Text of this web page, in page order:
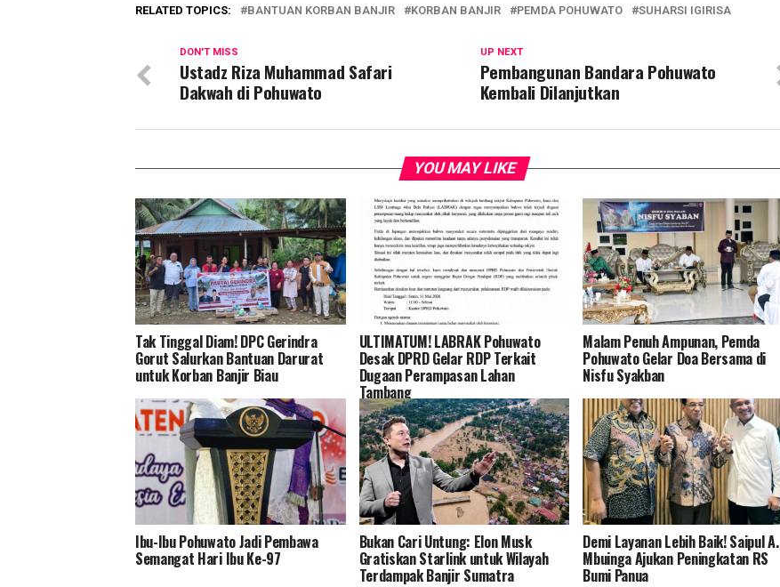
RELATED TOPICS: BANTUAN KORBAN BANJIR KORBAN BANJIR PEMDA POHUWATO SUHARSI IGIRISA
UP NEXT
Pembangunan Bandara Pohuwato
Kembali Dilanjutkan
DON'T MISS
Ustadz Riza Muhammad Safari
Dakwah di Pohuwato
YOU MAY LIKE
Tak Tinggal Diam! DPC Gerindra
Gorut Salurkan Bantuan Darurat
untuk Korban Banjir Biau
ULTIMATUM! LABRAK Pohuwato
Desak DPRD Gelar RDP Terkait
Dugaan Perampasan Lahan
Tambang
Malam Penuh Ampunan, Pemda
Pohuwato Gelar Doa Bersama di
Nisfu Syakban
Ibu-Ibu Pohuwato Jadi Pembawa
Semangat Hari Ibu Ke-97
Bukan Cari Untung: Elon Musk
Gratiskan Starlink untuk Wilayah
Terdampak Banjir Sumatra
Demi Layanan Lebih Baik! Saipul A.
Mbuinga Ajukan Peningkatan RS
Bumi Panua